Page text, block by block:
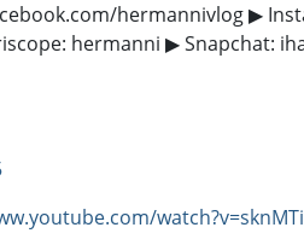
hermannivlog ▶
hermanni ▶ Snapchat: